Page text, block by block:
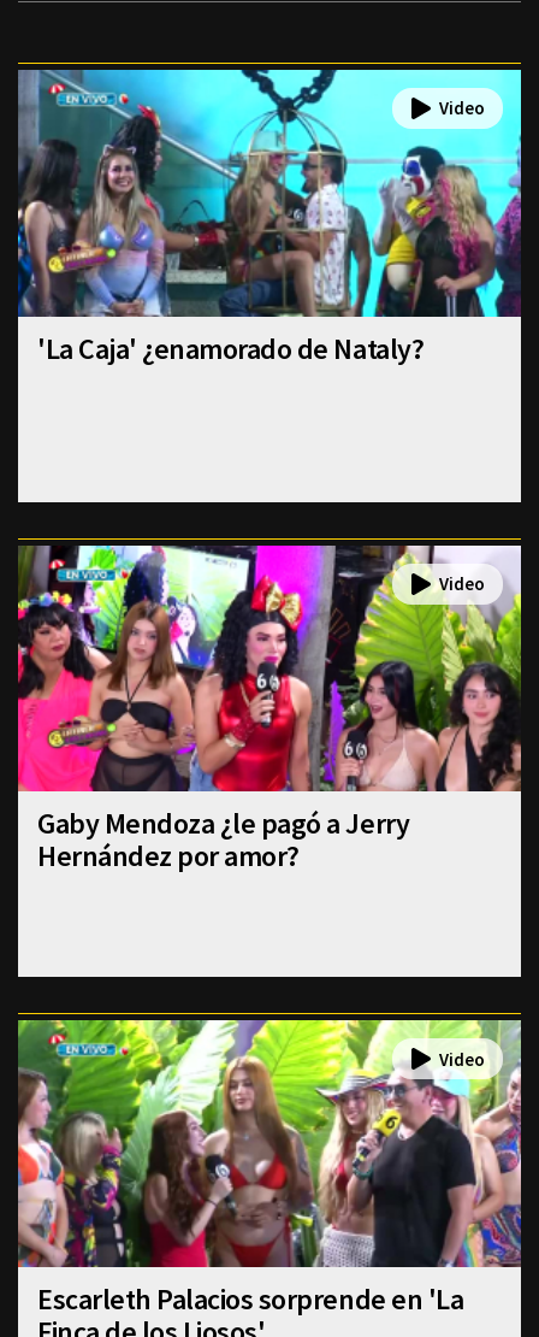
'La Caja' ¿enamorado de Nataly?
Gaby Mendoza ¿le pagó a Jerry
Hernández por amor?
Escarleth Palacios sorprende en 'La